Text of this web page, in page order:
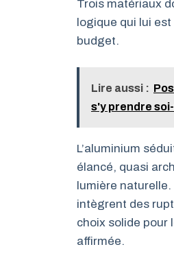
Trois matériaux
logique qui lui
budget.
Lire aussi :
s'y prendre
L’aluminium
élancé, quasi
lumière
intègrent des
choix solide pour
affirmée.